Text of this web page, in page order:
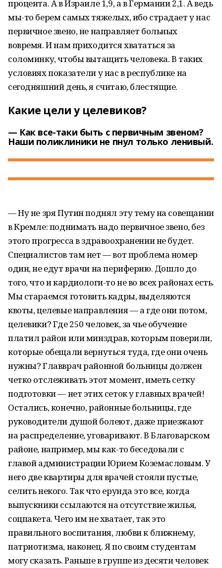
процента. А в Израиле 1,9, а в Германии 2,1. А ведь
мы-то берем самых тяжелых, ибо страдает у нас
первичное звено, не направляет больных
вовремя. И нам приходится хвататься за
соломинку, чтобы вытащить человека. В таких
условиях показатели у нас в республике на
сегодняшний день, я считаю, блестящие.
Какие цели у целевиков?
— Как все-таки быть с первичным звеном?
Наши поликлиники не пнул только ленивый.
— Ну не зря Путин поднял эту тему на совещании
в Кремле: поднимать надо первичное звено, без
этого прогресса в здравоохранении не будет.
Специалистов там нет — вот проблема номер
один, не едут врачи на периферию. Дошло до
того, что и кардиологи-то не во всех районах есть.
Мы стараемся готовить кадры, выделяются
квоты, целевые направления — а где они потом,
целевики? Где 250 человек, за чье обучение
платил район или минздрав, которым поверили,
которые обещали вернуться туда, где они очень
нужны? Главврач районной больницы должен
четко отслеживать этот момент, иметь сетку
подготовки — нет этих сеток у главных врачей!
Остались, конечно, районные больницы, где
руководители душой болеют, даже приезжают
на распределение, уговаривают. В Благоварском
районе, например, мы как-то беседовали с
главой администрации Юрием Коземасловым. У
него две квартиры для врачей стояли пустые,
селить некого. Так что ерунда это все, когда
выпускники ссылаются на отсутствие жилья,
соцпакета. Чего им не хватает, так это
правильного воспитания, любви к ближнему,
патриотизма, наконец. Я по своим студентам
могу сказать. Раньше в группе из десяти человек